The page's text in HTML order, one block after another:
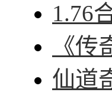
1.76
《
仙道